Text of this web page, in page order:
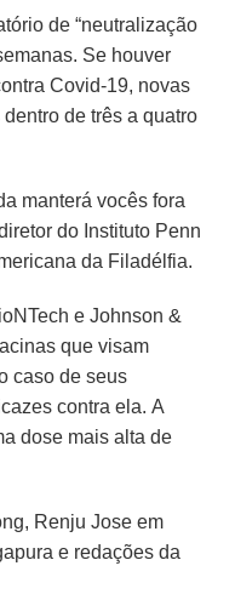
de “neutralização
Se houver
Covid-19, novas
de três a quatro
manterá vocês fora
do Instituto Penn
da Filadélfia.
e Johnson &
que visam
caso de seus
contra ela. A
dose mais alta de
Renju Jose em
e redações da